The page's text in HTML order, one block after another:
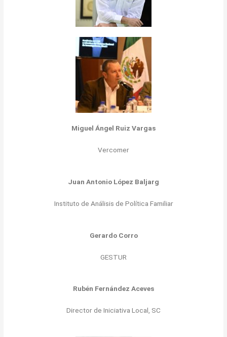
Miguel Ángel Ruiz Vargas
Vercomer
Juan Antonio López Baljarg
Instituto de Análisis de Política Familiar
Gerardo Corro
GESTUR
Rubén Fernández Aceves
Director de Iniciativa Local, SC